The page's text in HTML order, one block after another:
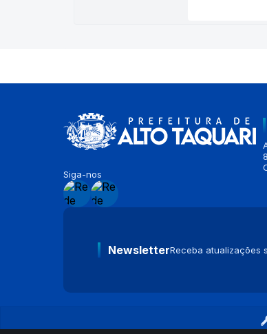
Siga-nos
NewsletterReceba atualizações